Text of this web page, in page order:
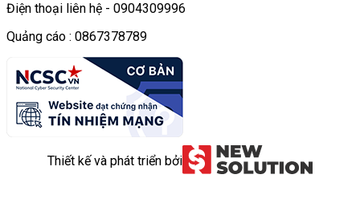
Điện thoại liên hệ - 0904309996
Quảng cáo : 0867378789
Thiết kế và phát triển bởi